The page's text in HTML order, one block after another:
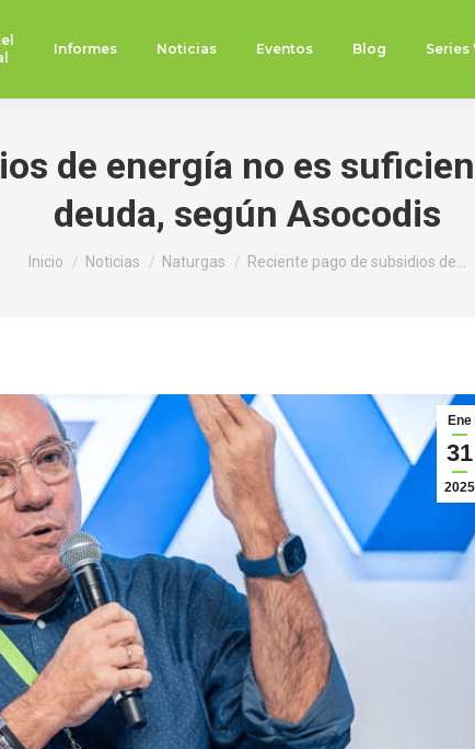
Informes Noticias Eventos Blog Series
de energía no es
deuda, según Asocodis
Estás aquí:
Inicio Noticias Naturgas Reciente pago de subsidios de…
Ene
31
2025